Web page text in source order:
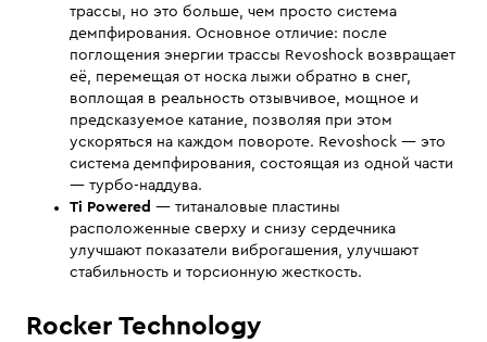
трассы, но это больше, чем просто система
демпфирования. Основное отличие: после
поглощения энергии трассы Revoshock возвращает
её, перемещая от носка лыжи обратно в снег,
воплощая в реальность отзывчивое, мощное и
предсказуемое катание, позволяя при этом
ускоряться на каждом повороте. Revoshock — это
система демпфирования, состоящая из одной части
— турбо-наддува.
Ti Powered — титаналовые пластины
расположенные сверху и снизу сердечника
улучшают показатели виброгашения, улучшают
стабильность и торсионную жесткость.
Rocker Technology